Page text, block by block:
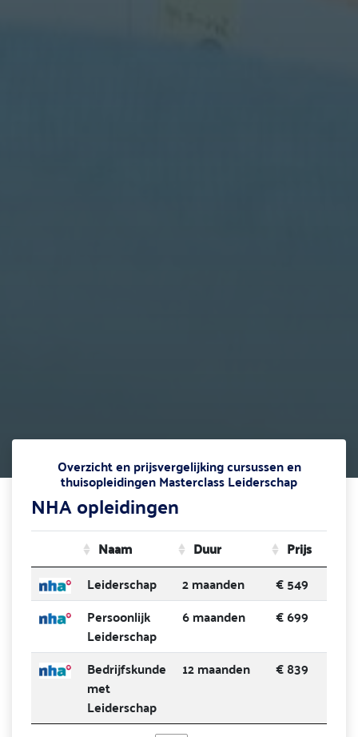
Overzicht en prijsvergelijking cursussen en
thuisopleidingen Masterclass Leiderschap
NHA opleidingen
Naam Duur
Prijs
Leiderschap
2 maanden
€ 549
Persoonlijk
Leiderschap
6 maanden € 699
Bedrijfskunde
met
Leiderschap
12 maanden € 839